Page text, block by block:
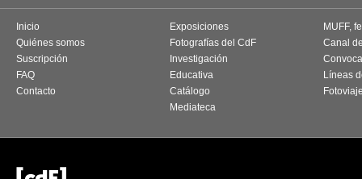
Inicio
Quiénes somos
Suscripción
FAQ
Contacto
Exposiciones
Fotografías del CdF
Investigación
Educativa
Catálogo
Mediateca
MUFF,
Canal
Líneas